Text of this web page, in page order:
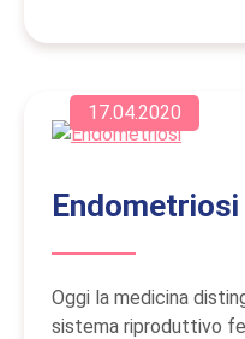
17.04.2020
Endometriosi
Oggi la medicina
sistema riproduttivo